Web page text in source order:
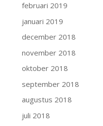
februari 2019
januari 2019
december 2018
november 2018
oktober 2018
september 2018
augustus 2018
juli 2018